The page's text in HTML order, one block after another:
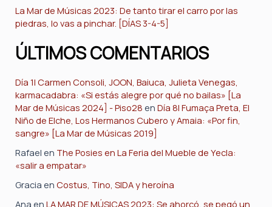
La Mar de Músicas 2023: De tanto tirar el carro por las
piedras, lo vas a pinchar. [DÍAS 3-4-5]
ÚLTIMOS COMENTARIOS
Día 1| Carmen Consoli, JOON, Baiuca, Julieta Venegas,
karmacadabra: «Si estás alegre por qué no bailas» [La
Mar de Músicas 2024] - Piso28 enDía 8| Fumaça Preta, El
Niño de Elche, Los Hermanos Cubero y Amaia: «Por fin,
sangre» [La Mar de Músicas 2019]
Rafael en The Posies en La Feria del Mueble de Yecla:
«salir a empatar»
Gracia enCostus, Tino, SIDA y heroína
Ana enLA MAR DE MÚSICAS 2023: Se ahorcó, se pegó un